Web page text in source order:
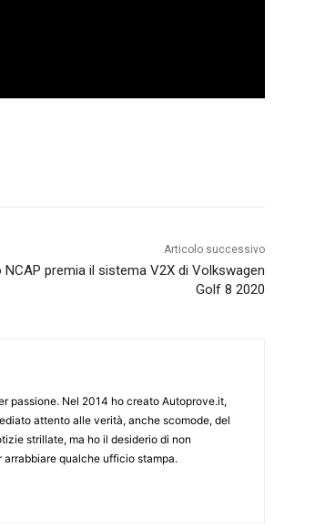
Articolo successivo
NCAP premia il sistema V2X di Volkswagen
Golf 8 2020
passione. Nel 2014 ho creato Autoprove.it,
attento alle verità, anche scomode, del
strillate, ma ho il desiderio di non
qualche ufficio stampa.